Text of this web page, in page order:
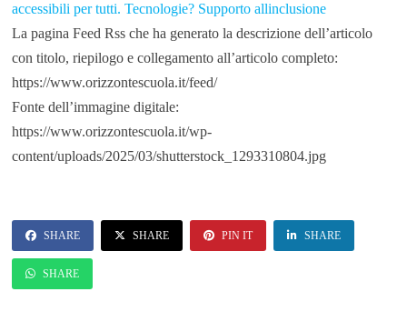
accessibili per tutti. Tecnologie? Supporto allinclusione
La pagina Feed Rss che ha generato la descrizione dell’articolo
con titolo, riepilogo e collegamento all’articolo completo:
https://www.orizzontescuola.it/feed/
Fonte dell’immagine digitale:
https://www.orizzontescuola.it/wp-
content/uploads/2025/03/shutterstock_1293310804.jpg
SHARE SHARE PIN IT SHARE
SHARE